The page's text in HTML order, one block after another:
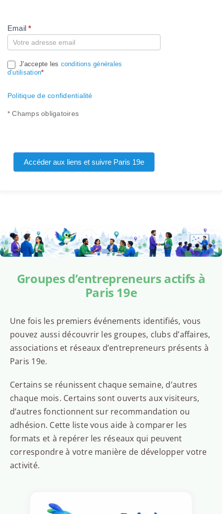
Compte
Email*
J'accepte les conditions générales
d’utilisation*
Politique de confidentialité
* Champs obligatoires
Accéder aux liens et suivre Paris 19e
Groupes d’entrepreneurs actifs à
Paris 19e
Une fois les premiers événements identifiés, vous
pouvez aussi découvrir les groupes, clubs d’affaires,
associations et réseaux d’entrepreneurs présents à
Paris 19e.
Certains se réunissent chaque semaine, d’autres
chaque mois. Certains sont ouverts aux visiteurs,
d’autres fonctionnent sur recommandation ou
adhésion. Cette liste vous aide à comparer les
formats et à repérer les réseaux qui peuvent
correspondre à votre manière de développer votre
activité.